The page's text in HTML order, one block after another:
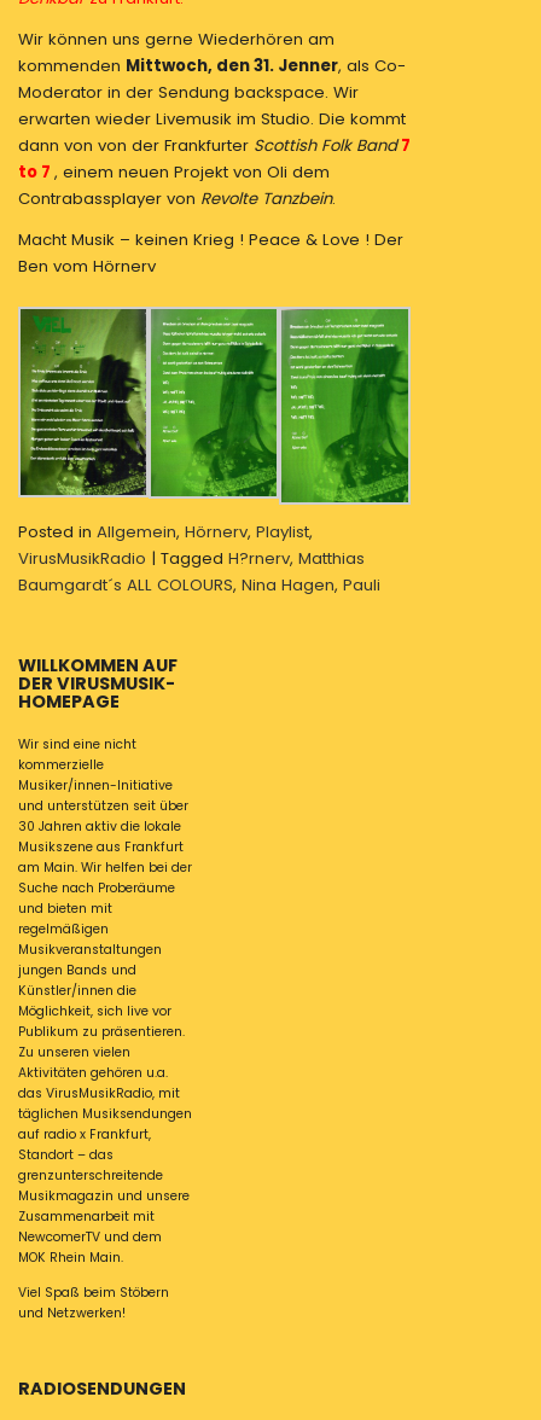
Wir können uns gerne Wiederhören am
kommenden Mittwoch, den 31. Jenner, als Co-
Moderator in der Sendung backspace. Wir
erwarten wieder Livemusik im Studio. Die kommt
dann von von der Frankfurter Scottish Folk Band 7
to 7 , einem neuen Projekt von Oli dem
Contrabassplayer von Revolte Tanzbein.
Macht Musik – keinen Krieg ! Peace & Love ! Der
Ben vom Hörnerv
Posted in Allgemein, Hörnerv, Playlist,
VirusMusikRadio | Tagged H?rnerv, Matthias
Baumgardt´s ALL COLOURS, Nina Hagen, Pauli
WILLKOMMEN AUF
DER VIRUSMUSIK-
HOMEPAGE
Wir sind eine nicht
kommerzielle
Musiker/innen-Initiative
und unterstützen seit über
30 Jahren aktiv die lokale
Musikszene aus Frankfurt
am Main. Wir helfen bei der
Suche nach Proberäume
und bieten mit
regelmäßigen
Musikveranstaltungen
jungen Bands und
Künstler/innen die
Möglichkeit, sich live vor
Publikum zu präsentieren.
Zu unseren vielen
Aktivitäten gehören u.a.
das VirusMusikRadio, mit
täglichen Musiksendungen
auf radio x Frankfurt,
Standort – das
grenzunterschreitende
Musikmagazin und unsere
Zusammenarbeit mit
NewcomerTV und dem
MOK Rhein Main.
Viel Spaß beim Stöbern
und Netzwerken!
RADIOSENDUNGEN